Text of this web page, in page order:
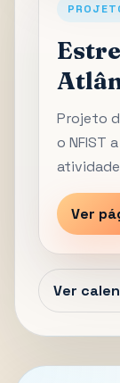
Projeto
o NFIST
Ver
Ver